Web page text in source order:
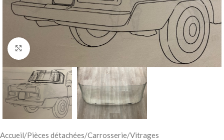
Cliquez pour agrandir
Accueil/Pièces détachées/Carrosserie/Vitrages